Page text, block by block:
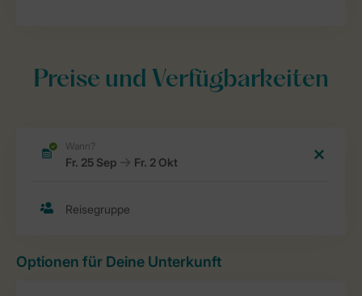
Preise und Verfügbarkeiten
Optionen für Deine Unterkunft